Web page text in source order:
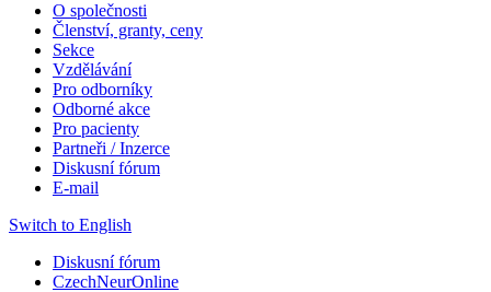
O společnosti
Členství, granty, ceny
Sekce
Vzdělávání
Pro odborníky
Odborné akce
Pro pacienty
Partneři / Inzerce
Diskusní fórum
E-mail
Switch to English
Diskusní fórum
CzechNeurOnline